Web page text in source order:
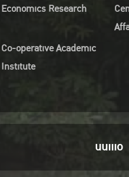
Economics Research
Co-operative Academic
Institute
uuiiio